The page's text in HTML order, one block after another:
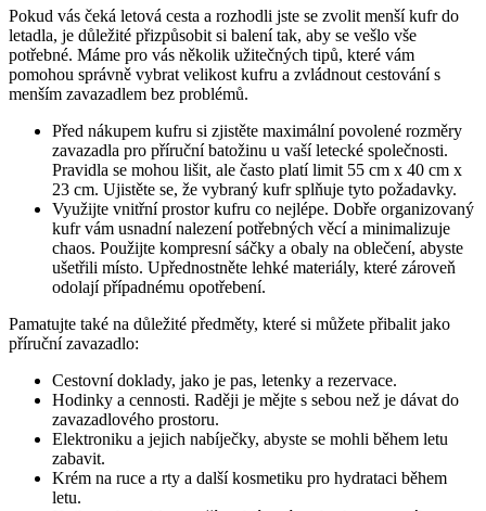
Pokud vás čeká letová cesta a rozhodli jste se zvolit menší kufr do
letadla, je důležité přizpůsobit si balení tak, aby se vešlo vše
potřebné. Máme pro vás několik užitečných tipů, které vám
pomohou správně vybrat velikost kufru a zvládnout cestování s
menším zavazadlem bez problémů.
Před nákupem kufru si zjistěte maximální povolené rozměry
zavazadla pro příruční batožinu u vaší letecké společnosti.
Pravidla se mohou lišit, ale často platí limit 55 cm x 40 cm x
23 cm. Ujistěte se, že vybraný kufr splňuje tyto požadavky.
Využijte vnitřní prostor kufru co nejlépe. Dobře organizovaný
kufr vám usnadní nalezení potřebných věcí a minimalizuje
chaos. Použijte kompresní sáčky a obaly na oblečení, abyste
ušetřili místo. Upřednostněte lehké materiály, které zároveň
odolají případnému opotřebení.
Pamatujte také na důležité předměty, které si můžete přibalit jako
příruční zavazadlo:
Cestovní doklady, jako je pas, letenky a rezervace.
Hodinky a cennosti. Raději je mějte s sebou než je dávat do
zavazadlového prostoru.
Elektroniku a jejich nabíječky, abyste se mohli během letu
zabavit.
Krém na ruce a rty a další kosmetiku pro hydrataci během
letu.